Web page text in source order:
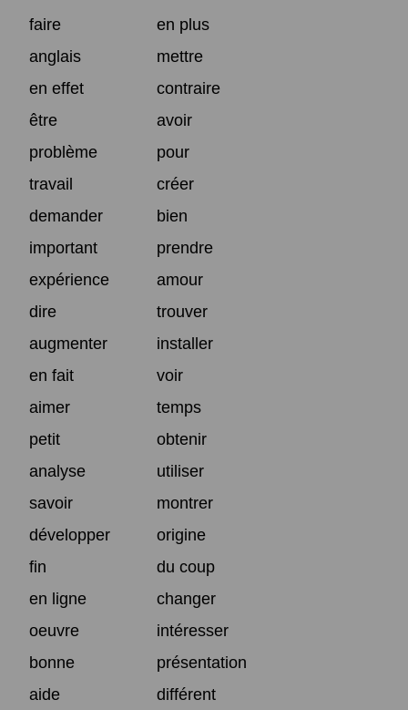
faire
en plus
anglais
mettre
en effet
contraire
être
avoir
problème
pour
travail
créer
demander
bien
important
prendre
expérience
amour
dire
trouver
augmenter
installer
en fait
voir
aimer
temps
petit
obtenir
analyse
utiliser
savoir
montrer
développer
origine
fin
du coup
en ligne
changer
oeuvre
intéresser
bonne
présentation
aide
différent